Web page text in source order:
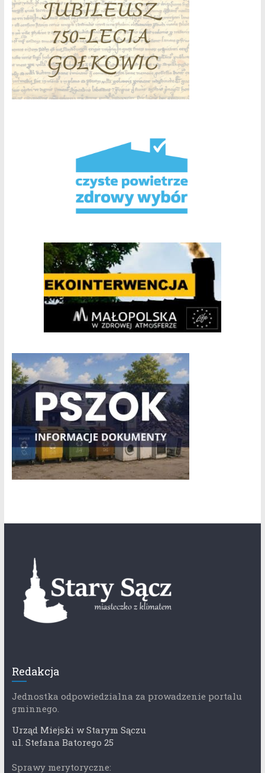
Redakcja
Jednostka odpowiedzialna za prowadzenie portalu
gminnego.
Urząd Miejski w Starym Sączu
ul. Stefana Batorego 25
Sprawy merytoryczne: